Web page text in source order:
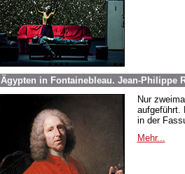
Ägypten in Fontainebleau. Jean-Philippe
Nur
aufgeführt.
in der
Mehr...